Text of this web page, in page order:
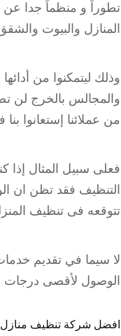
تطوراً و منظماً جدا
المنازل والبيوت
وذلك ليتمكنوا من
والمجالس بالخرج لن
من عملائنا إستعانوا
فعلى سبيل المثال إذا
التنظيف فقد تظن ان
تتوقعه فى تنظيف
لا سيما في تقديم
الوصول لأقصى درجات
افضل شركة تنظيف